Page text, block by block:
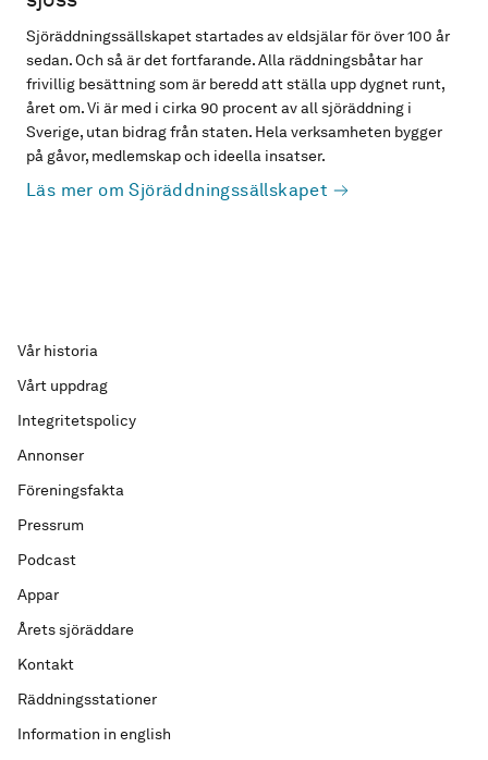
Sjöräddningssällskapet startades av eldsjälar för över 100 år
sedan. Och så är det fortfarande. Alla räddningsbåtar har
frivillig besättning som är beredd att ställa upp dygnet runt,
året om. Vi är med i cirka 90 procent av all sjöräddning i
Sverige, utan bidrag från staten. Hela verksamheten bygger
på gåvor, medlemskap och ideella insatser.
Läs mer om Sjöräddningssällskapet
Vår historia
Vårt uppdrag
Integritetspolicy
Annonser
Föreningsfakta
Pressrum
Podcast
Appar
Årets sjöräddare
Kontakt
Räddningsstationer
Information in english